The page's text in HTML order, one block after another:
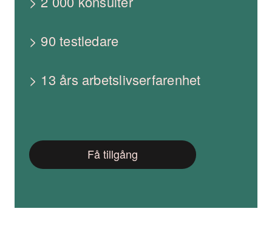
> 90 testledare
> 13 års arbetslivserfarenhet
Få tillgång